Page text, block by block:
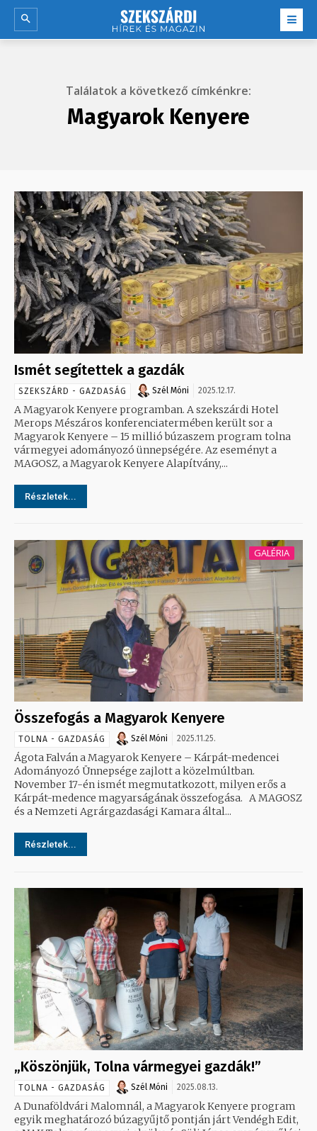
Találatok a következő címkénkre:
Magyarok Kenyere
Ismét segítettek a gazdák
SZEKSZÁRD - GAZDASÁG Szél Móni 2025.12.17.
A Magyarok Kenyere programban. A szekszárdi Hotel
Merops Mészáros konferenciatermében került sor a
Magyarok Kenyere – 15 millió búzaszem program tolna
vármegyei adományozó ünnepségére. Az eseményt a
MAGOSZ, a Magyarok Kenyere Alapítvány,...
Részletek...
GALÉRIA
Összefogás a Magyarok Kenyere
TOLNA - GAZDASÁG Szél Móni 2025.11.25.
Ágota Falván a Magyarok Kenyere – Kárpát-medencei
Adományozó Ünnepsége zajlott a közelmúltban.
November 17-én ismét megmutatkozott, milyen erős a
Kárpát-medence magyarságának összefogása. A MAGOSZ
és a Nemzeti Agrárgazdasági Kamara által...
Részletek...
„Köszönjük, Tolna vármegyei gazdák!”
TOLNA - GAZDASÁG Szél Móni 2025.08.13.
A Dunaföldvári Malomnál, a Magyarok Kenyere program
egyik meghatározó búzagyűjtő pontján járt Vendégh Edit,